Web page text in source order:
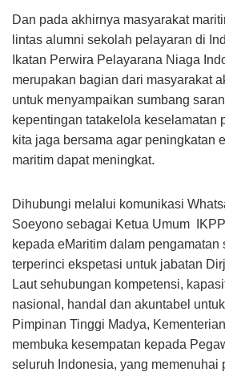
Dan pada akhirnya masyarakat
lintas alumni sekolah pelayaran di
Ikatan Perwira Pelayarana Niaga
merupakan bagian dari masyarakat
untuk menyampaikan sumbang
kepentingan tatakelola keselamatan
kita jaga bersama agar peningkatan
maritim dapat meningkat.
Dihubungi melalui komunikasi
Soeyono sebagai Ketua Umum
kepada eMaritim dalam pengamatan
terperinci ekspetasi untuk jabatan
Laut sehubungan kompetensi,
nasional, handal dan akuntabel
Pimpinan Tinggi Madya,
membuka kesempatan kepada
seluruh Indonesia, yang memenuhai